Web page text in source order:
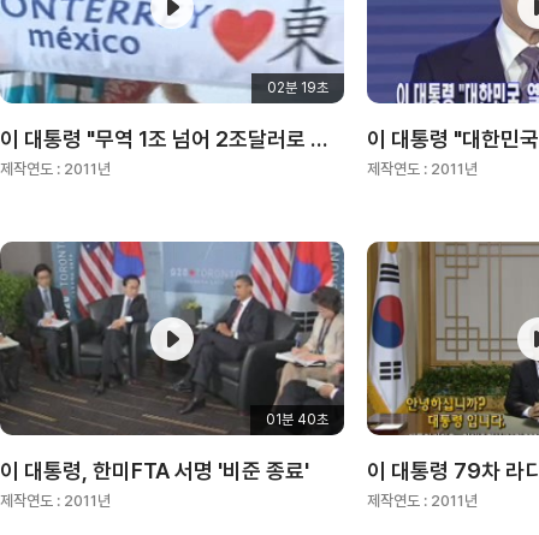
02분 19초
이 대통령 "무역 1조 넘어 2조달러로 가야"
제작연도 : 2011년 제작연도 : 2011년
01분 40초
이 대통령, 한미FTA 서명 '비준 종료'
제작연도 : 2011년 제작연도 : 2011년